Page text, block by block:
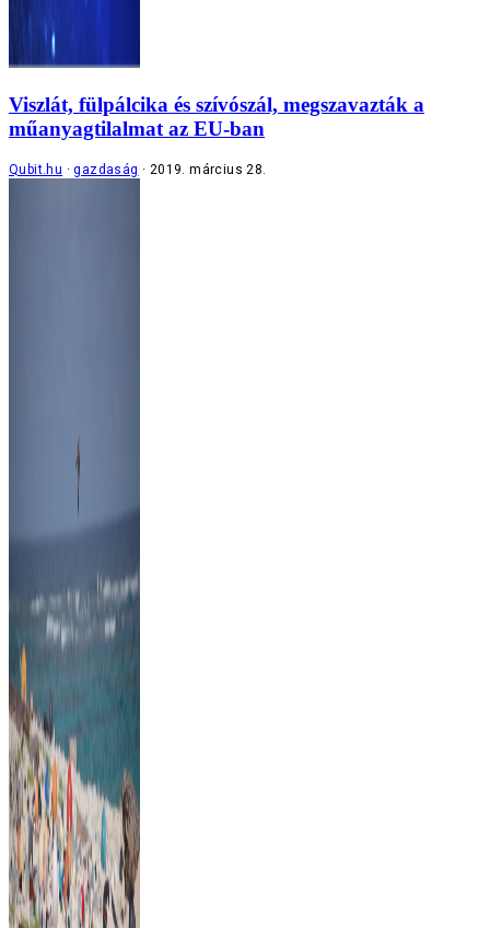
Viszlát, fülpálcika és szívószál, megszavazták a
műanyagtilalmat az EU-ban
Qubit.hu gazdaság 2019. március 28.